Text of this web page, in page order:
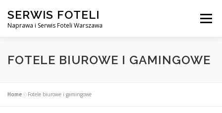
treści
SERWIS FOTELI
Naprawa i Serwis Foteli Warszawa
Menu
NAPRAWA FOTELI DENTYSTYCZNE I MEDYCZNE
CENNIK USŁUG O NAS
FOTELE BIUROWE I GAMINGOWE
Home »Fotele biurowe i gamingowe